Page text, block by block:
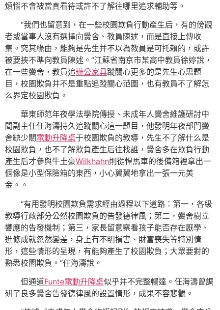
煩惱不會被當真看待或許不了解往哪里追求輔助等。
“我們也留意到，在一些校園欺負行動產生后，有的傍觀
者或當事人沒有選擇向黌舍、教員陳述，而是直接上傳收
集。究其緣由，能夠是先生并不以為教員是可托賴的，或許
被要挾不準向教員陳述。”江蘇省南京市某高中教員徐婷說，
在一些黌舍，教員追辦公家具蹤關心更多的是先生心思題
目，校園欺負并不是重點追蹤關心范圍，也有教員不了解怎
么界定校園欺負。
華東師范年夜學法學院傳授、未成年人黌舍維護研討中
間副主任任海濤持久追蹤關心這一題目，他發明年夜部門黌
舍缺少關電動升降桌于校園欺負的教導，先生不了解什么是
校園欺負，也不了解欺負產生后往找誰，黌舍多在欺負行動
產生后才參與牛土豪Wilkhahn則從悍馬車的後備箱裡拿出一
個像是小型保險箱的東西，小心翼翼地拿出一張一元美
金。。
“有用發明校園欺負需求經由過程以下道路：第一，各級
教導行政部分公然校園欺負的告發德律風；第二，黌舍樹立
響應的告發機制；第三，家長留意察看孩子能否存在厭學、
進修成就忽然變差，身上有不明損害、財富喪失等特別情
形，這些情形的呈現，有能夠產生了校園欺負；大眾要對的
熟悉校園欺負。”任海濤說。
但通道Funte電動升降桌似乎并不完整暢達。任海濤曾調
研了良多黌舍告發德律風的設置情形，成果不容悲觀。